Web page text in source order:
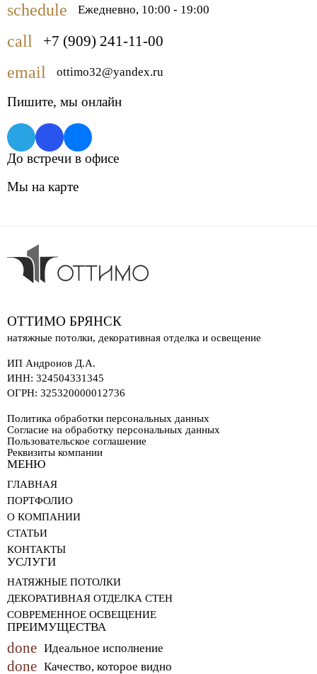
schedule Ежедневно, 10:00 - 19:00
call +7 (909) 241-11-00
email ottimo32@yandex.ru
Пишите, мы онлайн
До встречи в офисе
Мы на карте
ОТТИМО БРЯНСК
натяжные потолки, декоративная отделка и освещение
ИП Андронов Д.А.
ИНН: 324504331345
ОГРН: 325320000012736
Политика обработки персональных данных
Согласие на обработку персональных данных
Пользовательское соглашение
Реквизиты компании
МЕНЮ
ГЛАВНАЯ
ПОРТФОЛИО
О КОМПАНИИ
СТАТЬИ
КОНТАКТЫ
УСЛУГИ
НАТЯЖНЫЕ ПОТОЛКИ
ДЕКОРАТИВНАЯ ОТДЕЛКА СТЕН
СОВРЕМЕННОЕ ОСВЕЩЕНИЕ
ПРЕИМУЩЕСТВА
done Идеальное исполнение
done Качество, которое видно